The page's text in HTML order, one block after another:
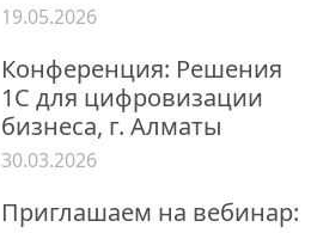
19.05.2026
Конференция: Решения
1С для цифровизации
бизнеса, г. Алматы
30.03.2026
Приглашаем на вебинар: